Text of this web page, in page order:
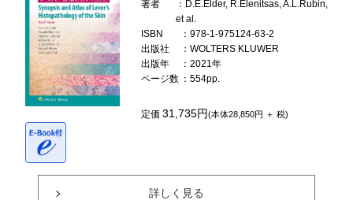
著者
：D.E.Elder, R.Elenitsas, A.L.Rubin,
et al.
ISBN
：978-1-975124-63-2
出版社
：WOLTERS KLUWER
出版年
：2021年
ページ数 ：554pp.
定価31,735円(本体28,850円 ＋ 税)
詳しく見る